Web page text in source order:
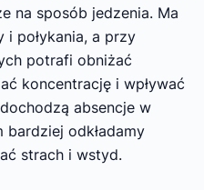
na sposób jedzenia. Ma
i połykania, a przy
potrafi obniżać
koncentrację i wpływać
absencje w
bardziej odkładamy
strach i wstyd.